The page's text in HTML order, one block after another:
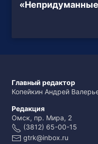
Главный редактор
Копейкин Андрей
Редакция
Омск, пр. Мира, 2
(3812) 65-00-15
gtrk@inbox.ru